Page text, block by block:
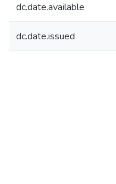
dc.date.available
dc.date.issued